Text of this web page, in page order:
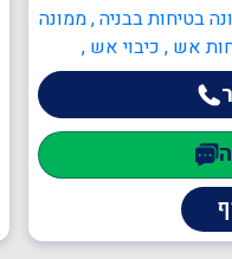
בטיחות בבניה , ממונה
אש , כיבוי אש ,
תיק מפעל , הקמה,
, יועץ בטיחות אש ,
עוזר בטיחות , מנהל